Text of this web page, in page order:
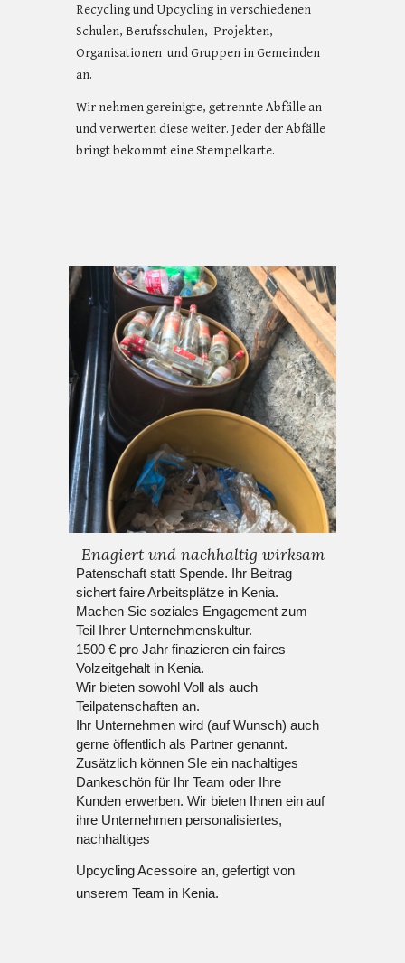
Recycling und Upcycling in verschiedenen
Schulen, Berufsschulen, Projekten,
Organisationen und Gruppen in Gemeinden
an.
Wir nehmen gereinigte, getrennte Abfälle an
und verwerten diese weiter. Jeder der Abfälle
bringt bekommt eine Stempelkarte.
Enagiert und nachhaltig wirksam
Patenschaft statt Spende. Ihr Beitrag
sichert faire Arbeitsplätze in Kenia.
Machen Sie soziales Engagement zum
Teil Ihrer Unternehmenskultur.
1500 € pro Jahr finazieren ein faires
Volzeitgehalt in Kenia.
Wir bieten sowohl Voll als auch
Teilpatenschaften an.
Ihr Unternehmen wird (auf Wunsch) auch
gerne öffentlich als Partner genannt.
Zusätzlich können SIe ein nachaltiges
Dankeschön für Ihr Team oder Ihre
Kunden erwerben. Wir bieten Ihnen ein auf
ihre Unternehmen personalisiertes,
nachhaltiges
Upcycling Acessoire an, gefertigt von
unserem Team in Kenia.